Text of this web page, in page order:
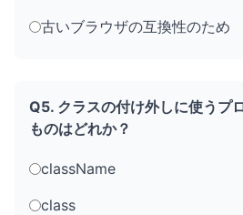
古いブラウザの互換性のため
Q5. クラスの付け外しに使うプ
ものはどれか？
className
class